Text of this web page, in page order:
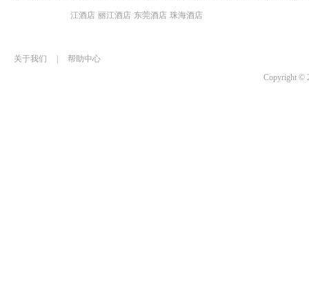
江酒店 丽江酒店 东莞酒店 珠海酒店
关于我们
帮助中心
Copyright ©